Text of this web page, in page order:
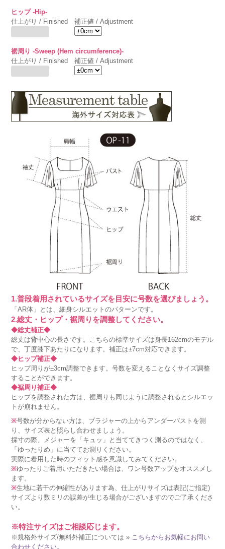
ヒップ -Hip-
仕上がり / Finished
補正値 / Adjustment
裾周り -Sweep (Hem circumference)-
仕上がり / Finished
補正値 / Adjustment
1.普段着用されているサイズを目安に号数を選びましょう。
「AR体」とは、細身シルエットのパターンです。
2.総丈・ヒップ・裾周りを調整してください。
◆総丈補正◆
総丈は背中心の長さです。こちらの標準サイズは身長162cmのモデル
で、丁度膝下あたりになります。補正は±7cm対応できます。
◆ヒップ補正◆
ヒップ周りが±3cm調整できます。号数を変えることなくサイズ調整
することができます。
◆裾周り補正◆
ヒップを調整された方は、裾周りも同じように調整されるとシルエッ
トが崩れません。
※号数が分からない方は、ブラジャーの上からアンダーバストを測
り、サイズ表と照らし合わせましょう。
採寸の際、メジャーを「キュッ」と当ててきつく測るのではなく、
「ゆったりめ」に当ててお測りください。
実際に着用した時のフィット感を意識してみてください。
※ゆったりご着用いただきたい場合は、ワン号数アップをオススメし
ます。
※生地に若干の伸縮性があります為、仕上がりサイズは表記(ご指定)
サイズより数ミリの誤差が生じる場合がございますのでご了承くださ
い。
※特注サイズはご相談応じます。
※規格外サイズ/無料外補正については » こちらからお気軽にお問い
合わせください。